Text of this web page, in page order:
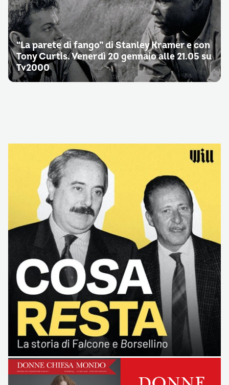
“La parete di fango” di Stanley Kramer e con
Tony Curtis. Venerdì 20 gennaio alle 21.05 su
Tv2000